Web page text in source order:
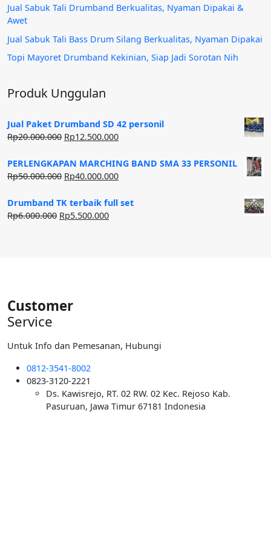
Jual Sabuk Tali Drumband Berkualitas, Nyaman Dipakai &
Awet
Jual Sabuk Tali Bass Drum Silang Berkualitas, Nyaman Dipakai
Topi Mayoret Drumband Kekinian, Siap Jadi Sorotan Nih
Produk Unggulan
Jual Paket Drumband SD 42 personil
Rp20.000.000 Harga
adalah:
Rp20.000.000.
Rp12.500.000Harga
ini
adalah:
PERLENGKAPAN MARCHING BAND SMA 33 PERSONIL
Rp50.000.000 Harga
adalah:
Rp50.000.000.
Rp40.000.000Harga
ini
Drumband TK terbaik full set
Rp6.000.000 Harga
Rp5.500.000Harga
Customer
Service
Untuk Info dan Pemesanan, Hubungi
0812-3541-8002
0823-3120-2221
Ds. Kawisrejo, RT. 02 RW. 02 Kec. Rejoso Kab.
Pasuruan, Jawa Timur 67181 Indonesia